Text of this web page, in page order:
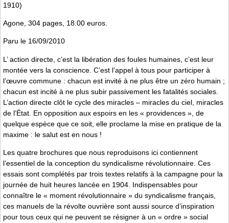
1910)
Agone, 304 pages, 18.00 euros.
Paru le 16/09/2010
L’ action directe, c’est la libération des foules humaines, c’est leur
montée vers la conscience. C’est l’appel à tous pour participer à
l’œuvre commune : chacun est invité à ne plus être un zéro humain ;
chacun est incité à ne plus subir passivement les fatalités sociales.
L’action directe clôt le cycle des miracles – miracles du ciel, miracles
de l’État. En opposition aux espoirs en les « providences », de
quelque espèce que ce soit, elle proclame la mise en pratique de la
maxime : le salut est en nous !
Les quatre brochures que nous reproduisons ici contiennent
l’essentiel de la conception du syndicalisme révolutionnaire. Ces
essais sont complétés par trois textes relatifs à la campagne pour la
journée de huit heures lancée en 1904. Indispensables pour
connaître le « moment révolutionnaire » du syndicalisme français,
ces manuels de la révolte ouvrière sont aussi source d’inspiration
pour tous ceux qui ne peuvent se résigner à un « ordre » social